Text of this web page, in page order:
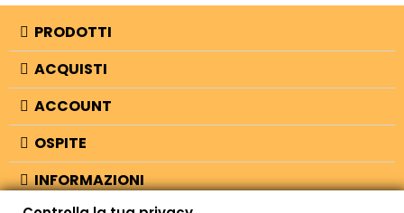
PRODOTTI
ACQUISTI
ACCOUNT
OSPITE
INFORMAZIONI